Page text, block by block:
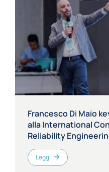
Francesco Di Maio
alla International
Reliability
Leggi